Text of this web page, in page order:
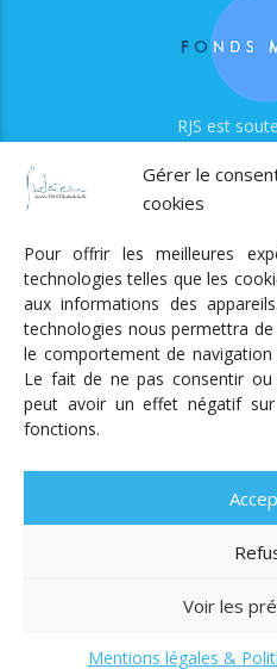
Gérer le
cookies
Pour offrir les meilleures
technologies telles que les
aux informations des
technologies nous permettra
le comportement de
Le fait de ne pas consentir
peut avoir un effet négatif
fonctions.
Voir les
Mentions légales &
RJS est
Radio Judaica Strasbourg
Tous droits réservés
RADIO JUDAÏCA
PODCASTS
UN DON
ADHÉRER